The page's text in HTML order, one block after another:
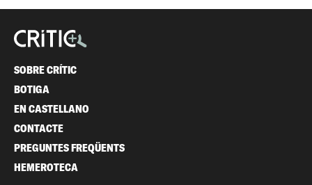
SOBRE CRÍTIC
BOTIGA
EN CASTELLANO
CONTACTE
PREGUNTES FREQÜENTS
HEMEROTECA